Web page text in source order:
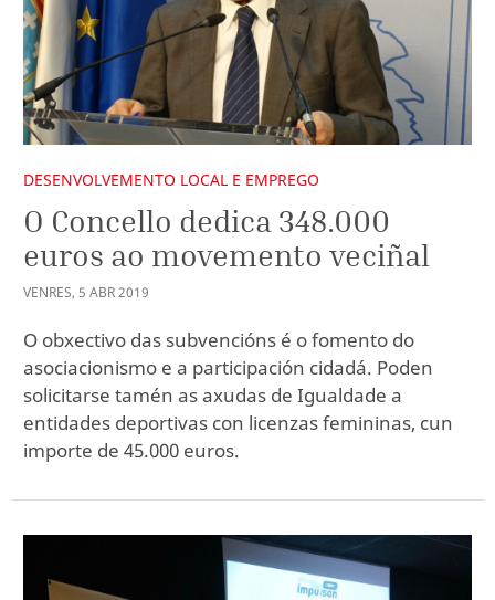
DESENVOLVEMENTO LOCAL E EMPREGO
O Concello dedica 348.000
euros ao movemento veciñal
VENRES, 5 ABR2019
O obxectivo das subvencións é o fomento do
asociacionismo e a participación cidadá. Poden
solicitarse tamén as axudas de Igualdade a
entidades deportivas con licenzas femininas, cun
importe de 45.000 euros.